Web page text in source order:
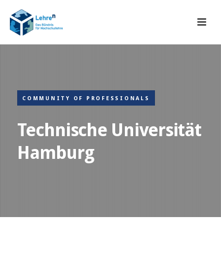
COMMUNITY OF PROFESSIONALS
Technische Universität
Hamburg